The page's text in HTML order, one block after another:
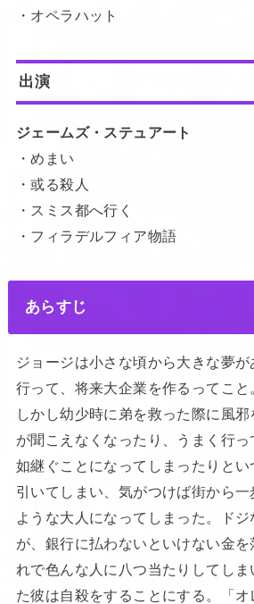
・オペラハット
出演
ジェームズ・ステュアート
・めまい
・或る殺人
・スミス都へ行く
・フィラデルフィア物語
あらすじ
ジョージは小さな頃から大きな夢
行って、将来大企業を作るってこと
しかし幼少時に弟を救った際に風
が聞こえなくなったり、うまく行
如継ぐことになってしまったりとい
引いてしまい、気がつけば街から
ような大人になってしまった。ド
が、銀行に払わないといけない金
れで色んな人に八つ当たりしてし
た彼は自殺をすることにする。「オ